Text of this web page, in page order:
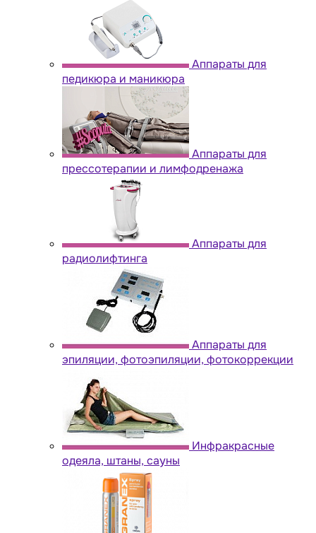
Аппараты для
педикюра и маникюра
Аппараты для
прессотерапии и лимфодренажа
Аппараты для
радиолифтинга
Аппараты для
эпиляции, фотоэпиляции, фотокоррекции
Инфракрасные
одеяла, штаны, сауны